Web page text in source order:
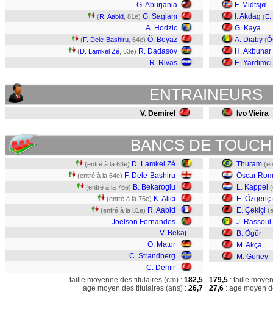
G. Aburjania
(R. Aabid , 81e) G. Saglam
A. Hodzic
(F. Dele-Bashiru , 64e) Ö. Beyaz
(D. Lamkel Zé , 63e) R. Dadasov
R. Rivas
F. Midtsjø
I. Akdag (E.
G. Kaya
A. Diaby (
H. Akbunar
E. Yardimci
ENTRAINEURS
V. Demirel Ivo Vieira
BANCS DE
(entré à la 63e) D. Lamkel Zé
(entré à la 64e) F. Dele-Bashiru
(entré à la 76e) B. Bekaroglu
(entré à la 76e) K. Alici
(entré à la 81e) R. Aabid
Joelson Fernandes
V. Bekaj
O. Matur
C. Strandberg
C. Demir
Thuram
Óscar
L. Kappel
E. Özgenç
E. Çekiçi
J. Rassoul
B. Ögür
M. Akça
M. Güney
taille moyenne des titulaires (cm) : 182,5
age moyen des titulaires (ans) : 26,7
179,5 : taille
27,6 : age moyen